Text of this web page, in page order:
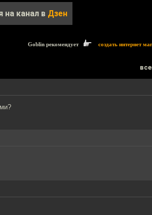
на канал в Дзен
Goblin рекомендует создать интернет